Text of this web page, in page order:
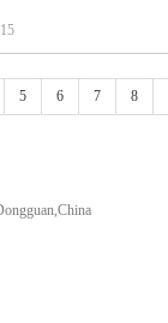
5 6 7 8